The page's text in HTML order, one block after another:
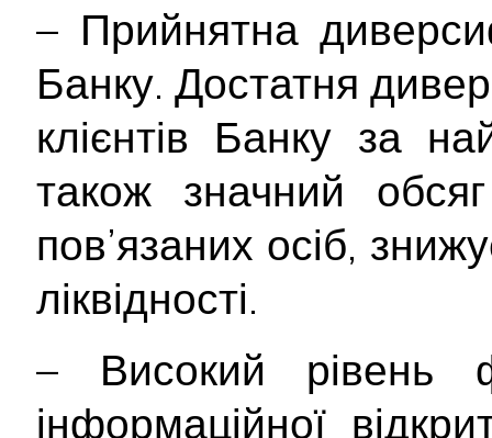
– Прийнятна
Банку. Достатня
клієнтів Банку за
також значний
пов’язаних осіб,
ліквідності.
– Високий рівень
інформаційної